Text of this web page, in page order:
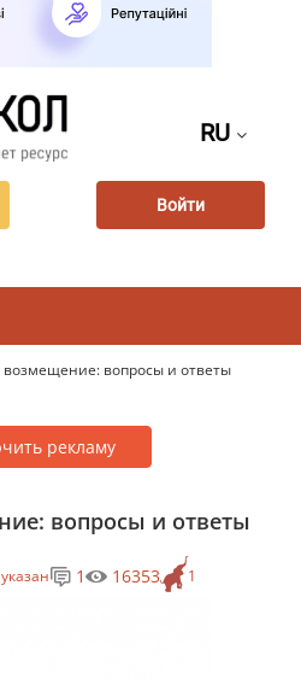
RU
Войти
возмещение: вопросы и ответы
рекламу
вопросы и ответы
1
1 16353